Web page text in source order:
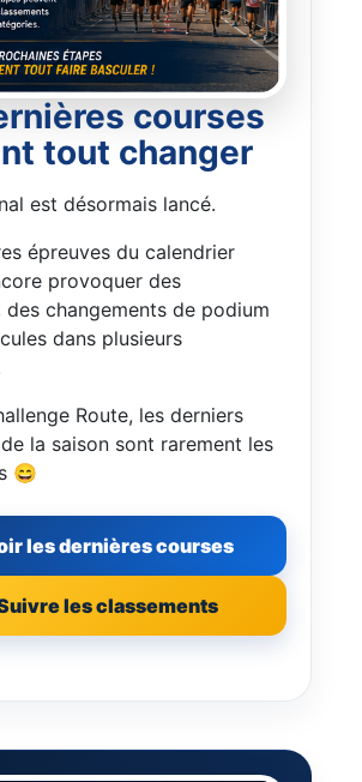
courses
tout changer
est désormais lancé.
épreuves du calendrier
provoquer des
des changements de podium
dans plusieurs
Route, les derniers
la saison sont rarement les
😄
les dernières courses
les classements